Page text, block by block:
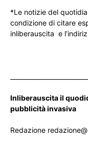
*Le notizie del
condizione di citare
inliberauscita e
Inliberauscita il
pubblicità invasiva
Redazione